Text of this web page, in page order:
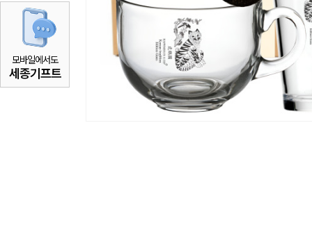
모바일에서도
세종기프트